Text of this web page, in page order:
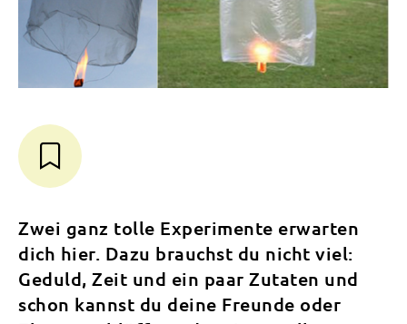
Zwei ganz tolle Experimente erwarten
dich hier. Dazu brauchst du nicht viel:
Geduld, Zeit und ein paar Zutaten und
schon kannst du deine Freunde oder